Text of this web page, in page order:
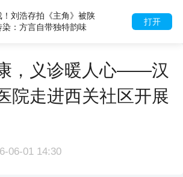
打开
演绎现场暖心一幕 阿姨共
员擦泪递水
，义诊暖人心——汉
院走进西关社区开展
06-01 14:30